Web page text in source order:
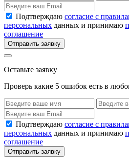
Подтверждаю согласие с
персональных данных и принимаю
соглашение
Отправить заявку
Оставьте заявку
Проверь какие 5 ошибок есть в
Подтверждаю согласие с
персональных данных и принимаю
соглашение
Отправить заявку